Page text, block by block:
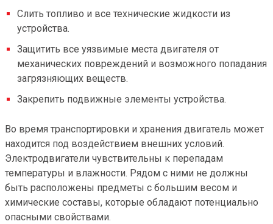
Слить топливо и все технические жидкости из
устройства.
Защитить все уязвимые места двигателя от
механических повреждений и возможного попадания
загрязняющих веществ.
Закрепить подвижные элементы устройства.
Во время транспортировки и хранения двигатель может
находится под воздействием внешних условий.
Электродвигатели чувствительны к перепадам
температуры и влажности. Рядом с ними не должны
быть расположены предметы с большим весом и
химические составы, которые обладают потенциально
опасными свойствами.